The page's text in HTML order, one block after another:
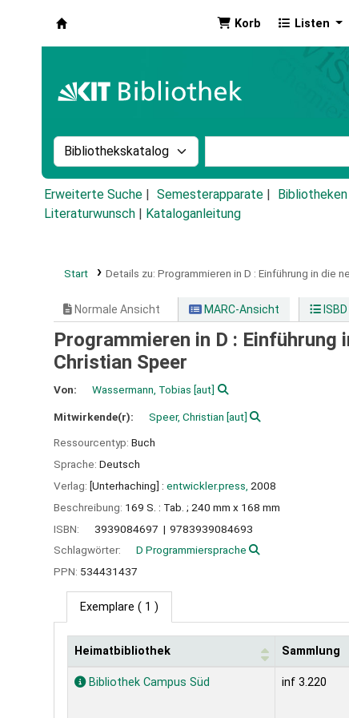
Korb Listen
Suche im Katalog nach:
Erweiterte Suche Semesterapparate Bibliotheken
Literaturwunsch
Kataloganleitung
Start Details zu: Programmieren in D : Einführung in die
Normale Ansicht MARC-Ansicht ISBD
Programmieren in D : Einführung
Christian Speer
Von: Wassermann, Tobias [aut]
Mitwirkende(r): Speer, Christian [aut]
Ressourcentyp: Buch
Sprache: Deutsch
Verlag: [Unterhaching] : entwickler.press, 2008
Beschreibung: 169 S. : Tab. ; 240 mm x 168 mm
ISBN:
3939084697
9783939084693
Schlagwörter:
D Programmiersprache
PPN: 534431437
Exemplare ( 1 )
Exemplare
Heimatbibliothek Sammlung
Bibliothek Campus Süd inf 3.220